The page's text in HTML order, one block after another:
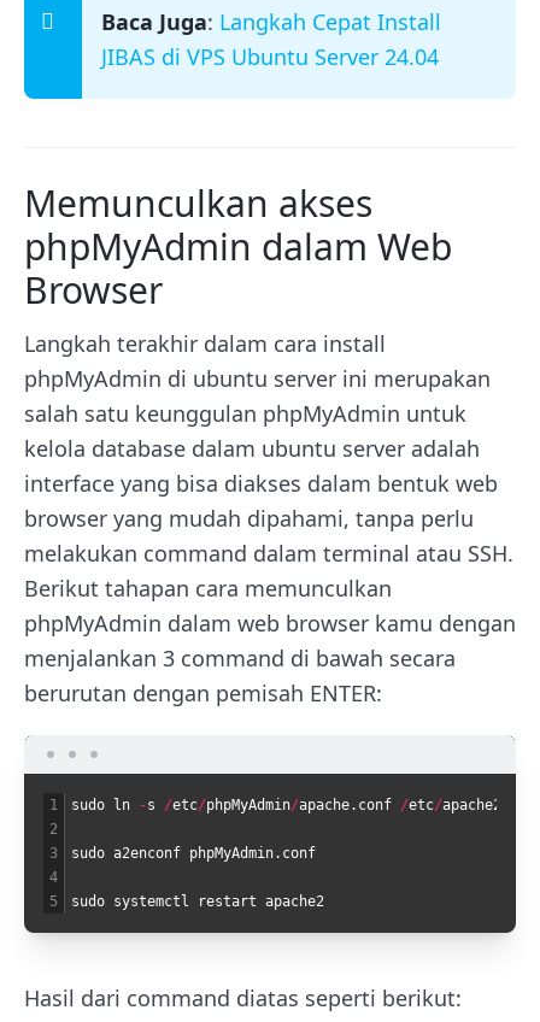
Baca Juga: Langkah Cepat Install
JIBAS di VPS Ubuntu Server 24.04
Memunculkan akses
phpMyAdmin dalam Web
Browser
Langkah terakhir dalam cara install
phpMyAdmin di ubuntu server ini merupakan
salah satu keunggulan phpMyAdmin untuk
kelola database dalam ubuntu server adalah
interface yang bisa diakses dalam bentuk web
browser yang mudah dipahami, tanpa perlu
melakukan command dalam terminal atau SSH.
Berikut tahapan cara memunculkan
phpMyAdmin dalam web browser kamu dengan
menjalankan 3 command di bawah secara
berurutan dengan pemisah ENTER:
1
2
3
4
5
sudo ln -s /etc/phpMyAdmin/apache. conf /etc/apache2
sudo a2enconf phpMyAdmin. conf
sudo systemctl restart apache2
Hasil dari command diatas seperti berikut: